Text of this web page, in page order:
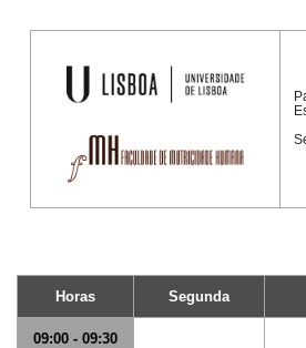
Horas Segunda
09:00 - 09:30